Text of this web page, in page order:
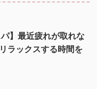
パ】最近疲れが取れな
ラックスする時間を